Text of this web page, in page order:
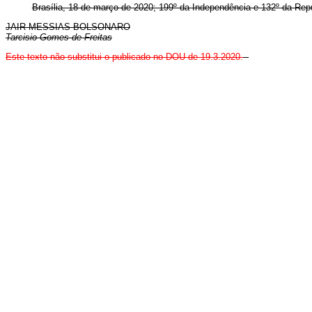
Brasília, 18 de março de 2020; 199º da Independência e 132º da
JAIR MESSIAS BOLSONARO
Tarcisio Gomes de Freitas
Este texto não substitui o publicado no DOU de 19.3.2020.